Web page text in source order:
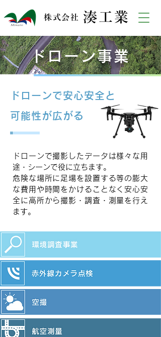
湊工業
株式会社
ドローン事業
ドローンで撮影したデータは様々な用
途・シーンで役に立ちます。
危険な場所に足場を設置する等の膨大
な費用や時間をかけることなく安心安
全に高所から撮影・調査・測量を行え
ます。
ドローンで安心安全と
可能性が広がる